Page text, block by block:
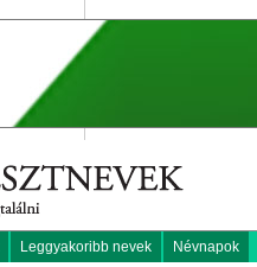
Leggyakoribb nevek Névnapok